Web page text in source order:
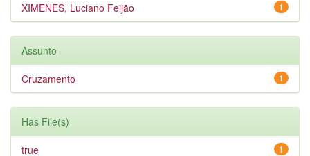
1
XIMENES, Luciano Feijão
Assunto
1
Cruzamento
Has File(s)
1
true